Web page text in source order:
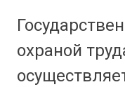
охраной